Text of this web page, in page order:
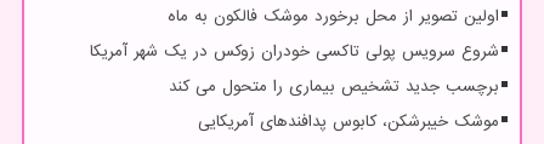
اولین تصویر از محل برخورد موشک فالکون به ماه
شروع سرویس پولی تاکسی خودران زوکس در یک شهر آمریکا
برچسب جدید تشخیص بیماری را متحول می کند
موشک خیبرشکن، کابوس پدافندهای آمریکایی